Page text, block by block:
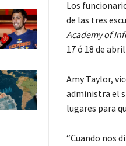
Los
de las tres
Academy of
17 ó 18 de
Amy Taylor,
administra el
lugares para
“Cuando nos